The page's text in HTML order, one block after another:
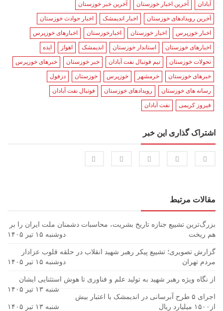
آبادان آخرین اخبار خوزستان آخرین خبر خوزستان
آخرین رویدادهای خوزستان اخبار اندیمشک اخبار حوادث خوزستان
اخبار خوزپرس اخبار خوزستان اخبارخوزستان اخبارهای خوزپرس
اخبارهای خوزستان استاندار خوزستان اندیمشک اهواز ایذه
تحولات خوزستان تیم فوتبال نفت آبادان خبر خوزستان خبرهای خوزپرس
خبرهای خوزستان خرمشهر خوزپرس خوزستان دزفول
رسانه های خوزستان رویدادهای خوزستان فوتبال نفت آبادان
فیروز کریمی نفت آبادان
اشتراک گذاری این خبر
مقالات مرتبط
بزرگ‌ترین تشییع جنازه تاریخ بشریت، محاسبات دشمنان ملت ایران را بر
هم ریخت
دوشنبه ۱۵ تیر ۱۴۰۵
گزارش تصویری؛ تشییع پیکر رهبر شهید انقلاب در حلقه قلوب عزادار
مردم تهران
دوشنبه ۱۵ تیر ۱۴۰۵
از نگاه ویژه رهبر شهید به تولید علم و فناوری تا هوش استثنایی ایشان
شنبه ۱۳ تیر ۱۴۰۵
اجرای ۵ طرح آبرسانی در اندیمشک با اعتبار بیش
از۱۵۰۰ میلیارد ریال
شنبه ۱۳ تیر ۱۴۰۵